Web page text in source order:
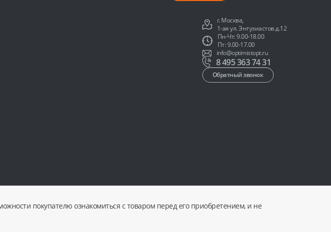
г. Москва,
1-ая ул. Энтузиастов д.12
Пн-Чт: 9.00-18.00
Пт: 9.00-17.00
info@optimistopt.ru
8 495 363 74 31
Обратный звонок
покупателю ознакомиться с товаром перед его приобретением, и не